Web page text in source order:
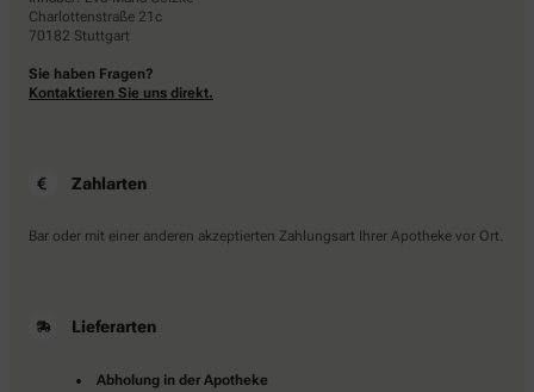
Charlottenstraße 21c
70182 Stuttgart
Sie haben Fragen?
Kontaktieren Sie uns direkt.
Zahlarten
Bar oder mit einer anderen akzeptierten Zahlungsart Ihrer Apotheke vor Ort.
Lieferarten
Abholung in der Apotheke